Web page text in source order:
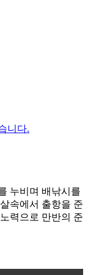
니다.
누비며 배낚시를
속에서 출항을 준
력으로 만반의 준